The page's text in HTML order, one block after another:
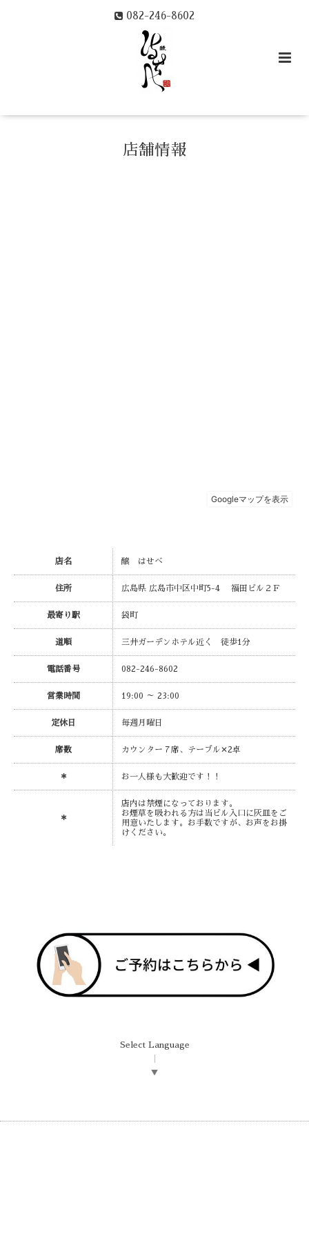
082-246-8602
店舗情報
店名 醸 はせべ
住所 広島県 広島市中区中町5-4 福田ビル２Ｆ
最寄り駅 袋町
道順 三井ガーデンホテル近く 徒歩1分
電話番号 082-246-8602
営業時間 19:00 ～ 23:00
定休日 毎週月曜日
席数 カウンター７席、テーブル✕2卓
＊ お一人様も大歓迎です！！
＊
店内は禁煙になっております。
お煙草を吸われる方は当ビル入口に灰皿をご
用意いたします。お手数ですが、お声をお掛
けください。
Select Language
▼